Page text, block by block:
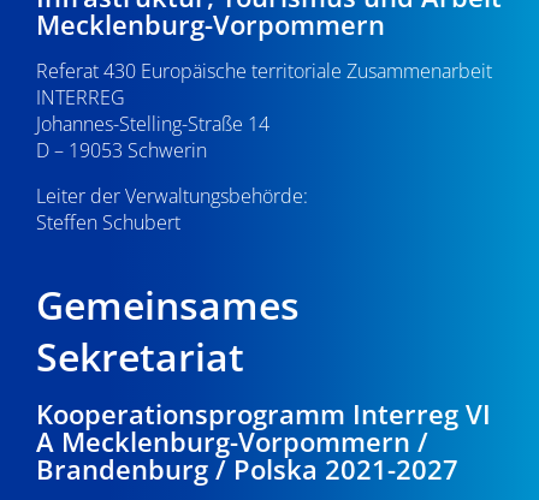
Mecklenburg-Vorpommern
Referat 430 Europäische territoriale Zusammenarbeit
INTERREG
Johannes-Stelling-Straße 14
D – 19053 Schwerin
Leiter der Verwaltungsbehörde:
Steffen Schubert
Gemeinsames
Sekretariat
Kooperationsprogramm Interreg VI
A Mecklenburg-Vorpommern /
Brandenburg / Polska 2021-2027